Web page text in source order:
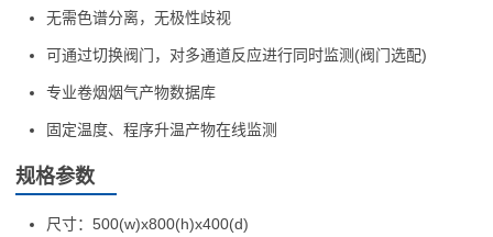
无需色谱分离，无极性歧视
可通过切换阀门，对多通道反应进行同时监测(阀门选配)
专业卷烟烟气产物数据库
固定温度、程序升温产物在线监测
规格参数
尺寸：500(w)x800(h)x400(d)